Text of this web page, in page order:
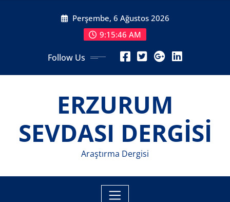
Perşembe, 6 Ağustos 2026
9:15:48 AM
Follow Us
ERZURUM
SEVDASI DERGİSİ
Araştırma Dergisi